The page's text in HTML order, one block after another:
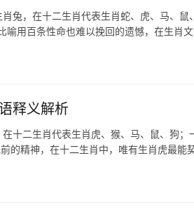
兔，在十二生肖代表生肖蛇、虎、马、
喻用百条性命也难以挽回的遗憾，在生肖
释义解析
十二生肖代表生肖虎、猴、马、鼠、狗
的精神，在十二生肖中，唯有生肖虎最能